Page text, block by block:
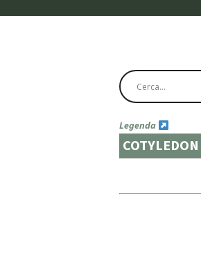
Legenda
COTYLEDON